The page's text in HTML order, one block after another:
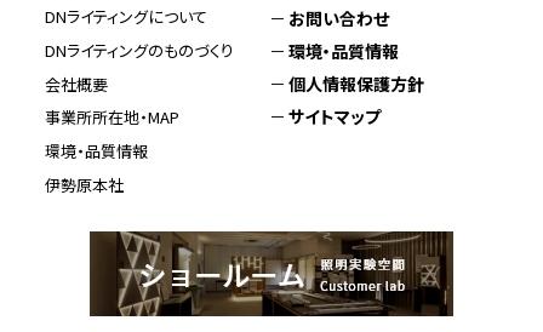
DNライティングについて
DNライティングのものづくり
会社概要
事業所所在地・MAP
環境・品質情報
伊勢原本社
お問い合わせ
環境・品質情報
個人情報保護方針
サイトマップ